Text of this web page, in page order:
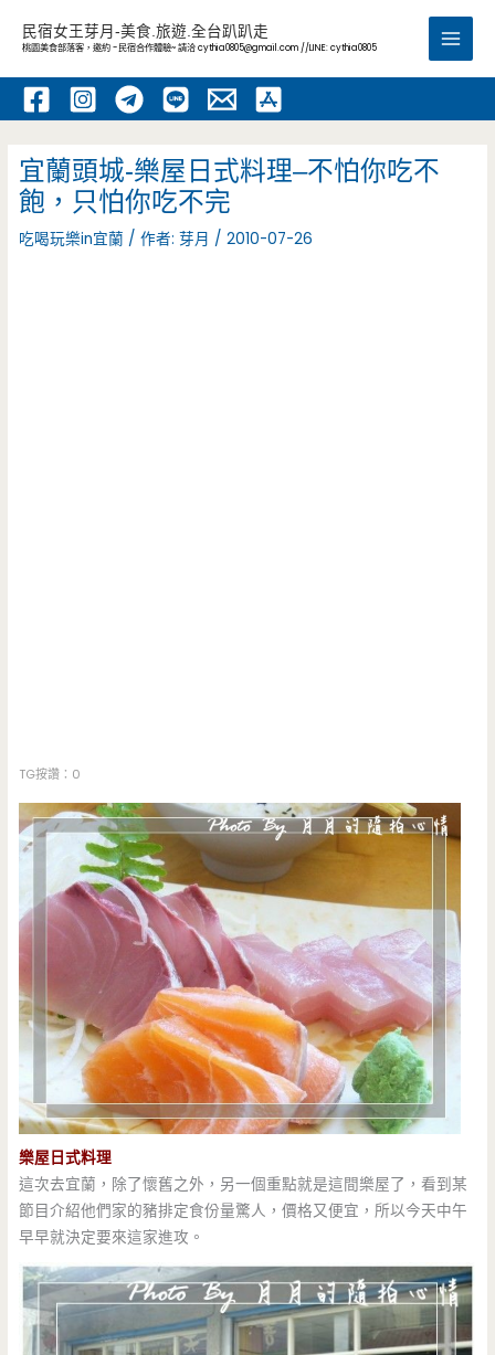
內
民宿女王芽月-美食.旅遊.全台趴趴走
桃園美食部落客，邀約 -民宿合作體驗~ 請洽cythia0805@gmail.com //LINE: cythia0805
Main
宜蘭頭城-樂屋日式料理–不怕你吃不
飽，只怕你吃不完
吃喝玩樂in宜蘭 / 作者:芽月 /2010-07-26
TG按讚：0
樂屋日式料理
這次去宜蘭，除了懷舊之外，另一個重點就是這間樂屋了，看到某
節目介紹他們家的豬排定食份量驚人，價格又便宜，所以今天中午
早早就決定要來這家進攻。